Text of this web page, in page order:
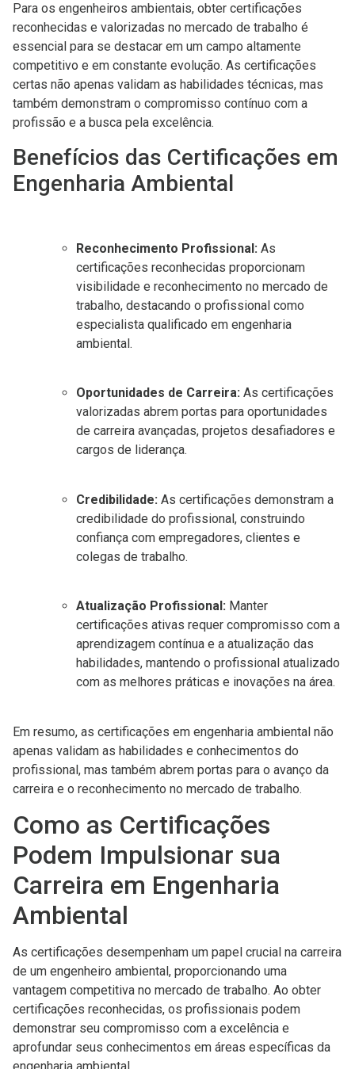
Para os engenheiros ambientais, obter certificações
reconhecidas e valorizadas no mercado de trabalho é
essencial para se destacar em um campo altamente
competitivo e em constante evolução. As certificações
certas não apenas validam as habilidades técnicas, mas
também demonstram o compromisso contínuo com a
profissão e a busca pela excelência.
Benefícios das Certificações em
Engenharia Ambiental
Reconhecimento Profissional: As
certificações reconhecidas proporcionam
visibilidade e reconhecimento no mercado de
trabalho, destacando o profissional como
especialista qualificado em engenharia
ambiental.
Oportunidades de Carreira: As certificações
valorizadas abrem portas para oportunidades
de carreira avançadas, projetos desafiadores e
cargos de liderança.
Credibilidade: As certificações demonstram a
credibilidade do profissional, construindo
confiança com empregadores, clientes e
colegas de trabalho.
Atualização Profissional: Manter
certificações ativas requer compromisso com a
aprendizagem contínua e a atualização das
habilidades, mantendo o profissional atualizado
com as melhores práticas e inovações na área.
Em resumo, as certificações em engenharia ambiental não
apenas validam as habilidades e conhecimentos do
profissional, mas também abrem portas para o avanço da
carreira e o reconhecimento no mercado de trabalho.
Como as Certificações
Podem Impulsionar sua
Carreira em Engenharia
Ambiental
As certificações desempenham um papel crucial na carreira
de um engenheiro ambiental, proporcionando uma
vantagem competitiva no mercado de trabalho. Ao obter
certificações reconhecidas, os profissionais podem
demonstrar seu compromisso com a excelência e
aprofundar seus conhecimentos em áreas específicas da